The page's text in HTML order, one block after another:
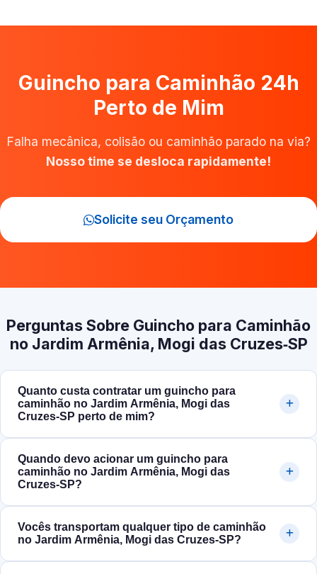
Guincho para Caminhão 24h
Perto de Mim
Falha mecânica, colisão ou caminhão parado na via?
Nosso time se desloca rapidamente!
Solicite seu Orçamento
Perguntas Sobre Guincho para Caminhão
no Jardim Armênia, Mogi das Cruzes‑SP
Quanto custa contratar um guincho para
caminhão no Jardim Armênia, Mogi das
Cruzes‑SP perto de mim?
Quando devo acionar um guincho para
caminhão no Jardim Armênia, Mogi das
Cruzes‑SP?
Vocês transportam qualquer tipo de caminhão
no Jardim Armênia, Mogi das Cruzes‑SP?